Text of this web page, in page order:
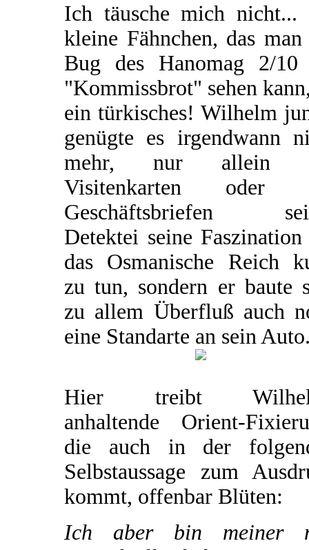
Ich täusche mich nicht...
kleine Fähnchen, das man
Bug des Hanomag 2/10
"Kommissbrot" sehen
ein türkisches! Wilhelm
genügte es irgendwann
mehr, nur allein
Visitenkarten oder
Geschäftsbriefen
Detektei seine
das Osmanische Reich
zu tun, sondern er baute
zu allem Überfluß auch
eine Standarte an sein
Hier treibt
anhaltende Orient-
die auch in der
Selbstaussage zum
kommt, offenbar Blüten:
Ich aber bin meiner